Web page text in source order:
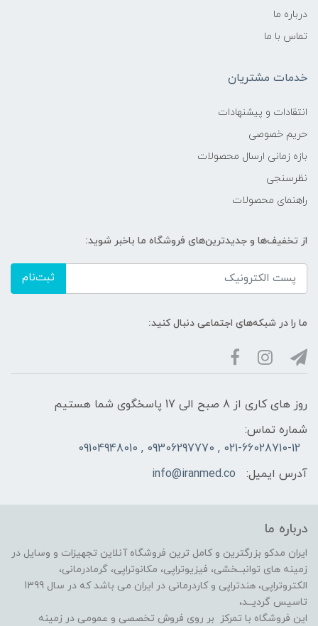
درباره ما
تماس با ما
خدمات مشتریان
انتقادات و پیشنهادات
حریم خصوصی
بازه زمانی ارسال محصولات
نظرسنجی
راهنمای محصولات
از تخفیف‌ها و جدیدترین‌های فروشگاه ما باخبر شوید:
ثبت‌نام
ما را در شبکه‌های اجتماعی دنبال کنید:
روز های کاری از 8 صبح الی 17 پاسخگوی شما هستیم
شماره تماس:
021-66028710-12 , 09306297770 , 09104948010
آدرس ایمیل:
info@iranmed.co
درباره ما
ایران مدکو بزرگترین و کامل ترین فروشگاه آنلاین تجهیزات و وسایل در
زمینه های توانبــخشی، فیزیوتراپی، مکانوتراپی، گرمادرمانی،
الکتروتراپی، هندتراپی و کاردرمانی در ایران می باشد که در سال 1399
تاسیس گردیــد،
این فروشگاه با تمرکز بر روی فروش تخصصی و عمومی در زمینه